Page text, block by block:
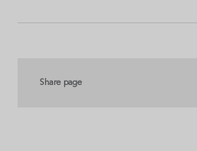
Share page